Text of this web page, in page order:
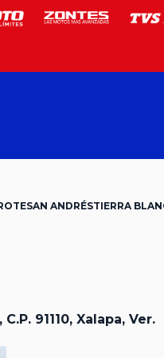
SAN ANDRÉSTIERRA
91110, Xalapa, Ver.